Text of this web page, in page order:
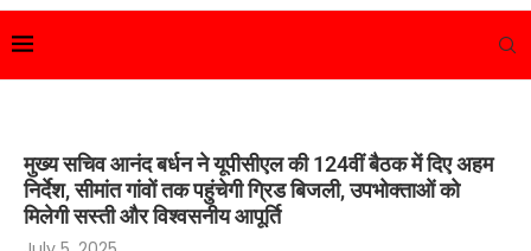
मुख्य सचिव आनंद बर्धन ने यूपीसीएल की 124वीं बैठक में दिए अहम
निर्देश, सीमांत गांवों तक पहुंचेगी ग्रिड बिजली, उपभोक्ताओं को
मिलेगी सस्ती और विश्वसनीय आपूर्ति